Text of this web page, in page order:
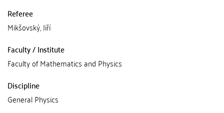
Referee
Mikšovský, Jiří
Faculty / Institute
Faculty of Mathematics and Physics
Discipline
General Physics